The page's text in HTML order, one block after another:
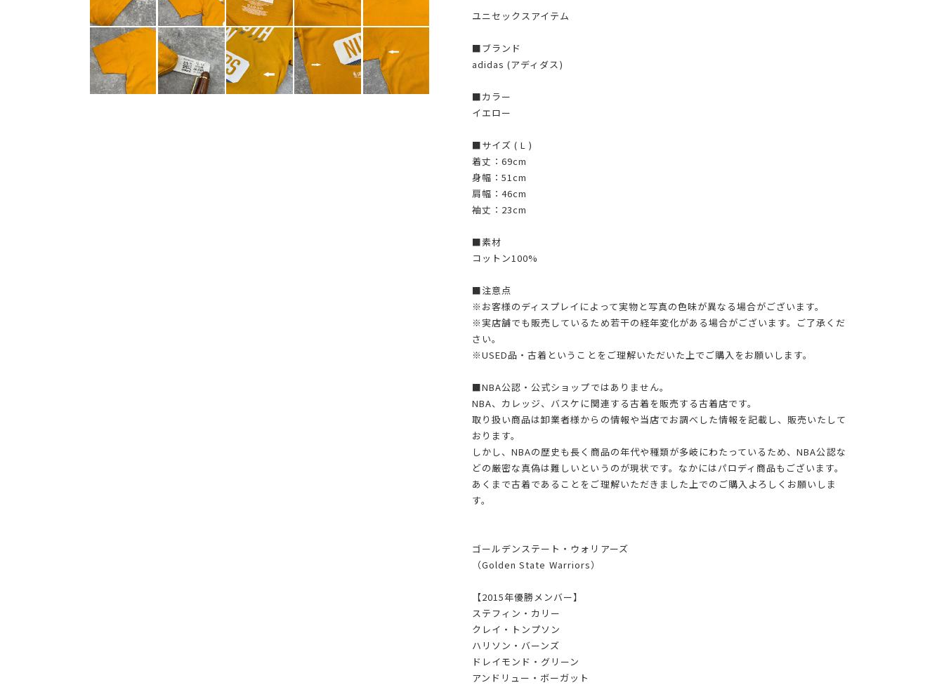
ユニセックスアイテム
■ブランド
adidas (アディダス)
■カラー
イエロー
■サイズ ( L )
着丈：69cm
身幅：51cm
肩幅：46cm
袖丈：23cm
■素材
コットン100%
■注意点
※お客様のディスプレイによって実物と写真の色味が異なる場合がございます。
※実店舗でも販売しているため若干の経年変化がある場合がございます。ご了承くだ
さい。
※USED品・古着ということをご理解いただいた上でご購入をお願いします。
■NBA公認・公式ショップではありません。
NBA、カレッジ、バスケに関連する古着を販売する古着店です。
取り扱い商品は卸業者様からの情報や当店でお調べした情報を記載し、販売いたして
おります。
しかし、NBAの歴史も長く商品の年代や種類が多岐にわたっているため、NBA公認な
どの厳密な真偽は難しいというのが現状です。なかにはパロディ商品もございます。
あくまで古着であることをご理解いただきました上でのご購入よろしくお願いしま
す。
ゴールデンステート・ウォリアーズ
（Golden State Warriors）
【2015年優勝メンバー】
ステフィン・カリー
クレイ・トンプソン
ハリソン・バーンズ
ドレイモンド・グリーン
アンドリュー・ボーガット